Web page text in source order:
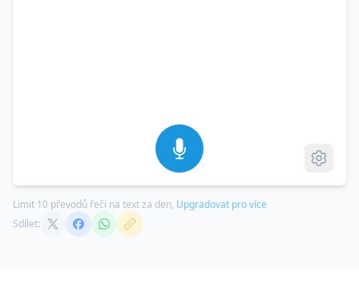
Limit 10 převodů řeči na text za den, Upgradovat pro více
Sdílet: